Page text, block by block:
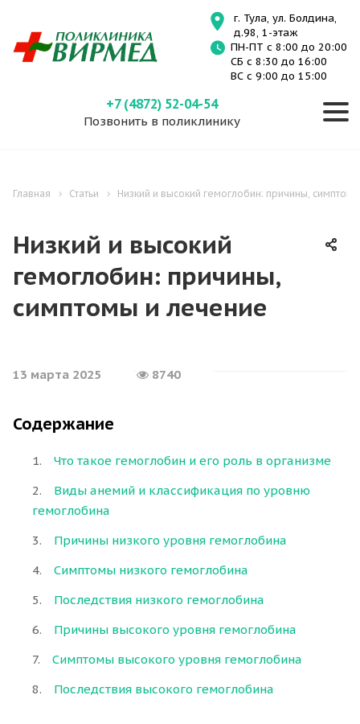
г. Тула, ул. Болдина,
д.98, 1-этаж
ПН-ПТ с 8:00 до 20:00
СБ с 8:30 до 16:00
ВС с 9:00 до 15:00
+7 (4872) 52-04-54
Позвонить в поликлинику
Главная Статьи Низкий и высокий гемоглобин: причины,
Низкий и высокий
гемоглобин: причины,
симптомы и лечение
13 марта 2025 8740
Содержание
Что такое гемоглобин и его роль в организме
Виды анемий и классификация по уровню
гемоглобина
Причины низкого уровня гемоглобина
Симптомы низкого гемоглобина
Последствия низкого гемоглобина
Причины высокого уровня гемоглобина
Симптомы высокого уровня гемоглобина
Последствия высокого гемоглобина